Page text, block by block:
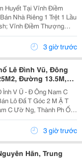
Huyết Tại Vĩnh Điềm
Vĩnh Điềm Thượng
Cách Đường 23/10 Chỉ 50M Hẻm Thông Thoáng, Kết...
3 giờ trước
Lê Đình Vũ, Đông
Đường 13.5M,
V Ũ - Đ Ông Nam C
C Ườ Ng, Thành Ph Ố H
3 giờ trước
Hãn, Trung